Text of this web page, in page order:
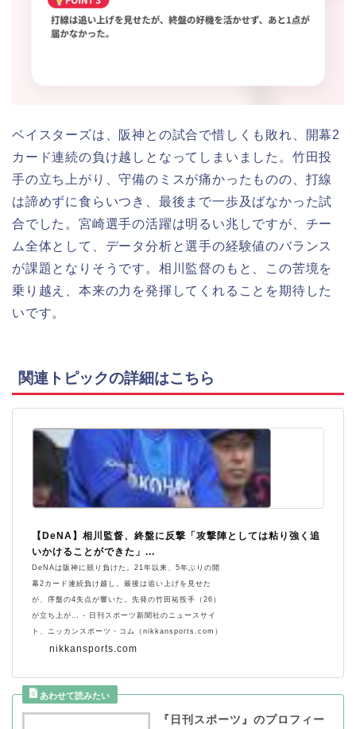
ベイスターズは、阪神との試合で惜しくも敗れ、開幕2
カード連続の負け越しとなってしまいました。竹田投
手の立ち上がり、守備のミスが痛かったものの、打線
は諦めずに食らいつき、最後まで一歩及ばなかった試
合でした。宮崎選手の活躍は明るい兆しですが、チー
ム全体として、データ分析と選手の経験値のバランス
が課題となりそうです。相川監督のもと、この苦境を
乗り越え、本来の力を発揮してくれることを期待した
いです。
関連トピックの詳細はこちら
nikkansports.com
【DeNA】相川監督、終盤に反撃「攻撃陣としては粘り強く追
いかけることができた」...
DeNAは阪神に競り負けた。21年以来、5年ぶりの開
幕2カード連続負け越し。最後は追い上げを見せた
が、序盤の4失点が響いた。先発の竹田祐投手（26）
が立ち上が… - 日刊スポーツ新聞社のニュースサイ
ト、ニッカンスポーツ・コム（nikkansports.com）
『日刊スポーツ』のプロフィー